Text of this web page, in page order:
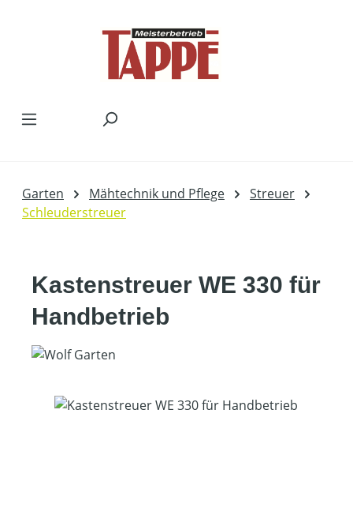
Garten Mähtechnik und Pflege
Streuer
Schleuderstreuer
Kastenstreuer WE 330 für
Handbetrieb
Bildergalerie überspringen